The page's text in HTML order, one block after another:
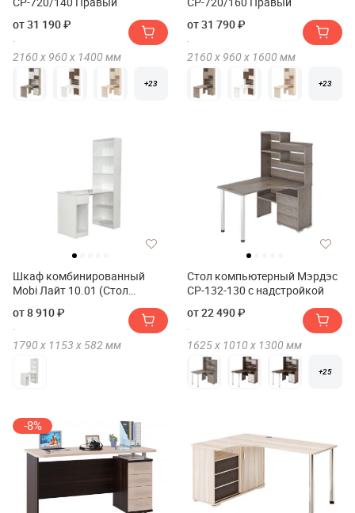
от 31 190 ₽
2160 х 960 х 1400 мм
+23
от 31 790 ₽
2160 х 960 х 1600 мм
+23
Шкаф комбинированный
Mobi Лайт 10.01 (Стол
от 8 910 ₽
1790 х 1153 х 582 мм
Стол компьютерный Мэрдэс
СР-132-130 с надстройкой
от 22 490 ₽
1625 х 1010 х 1300 мм
+25
-8%